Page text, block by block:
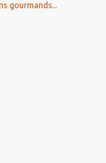
gourmands...